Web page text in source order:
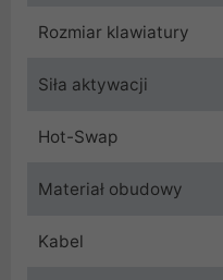
Rozmiar klawiatury
Siła aktywacji
Hot-Swap
Materiał obudowy
Kabel